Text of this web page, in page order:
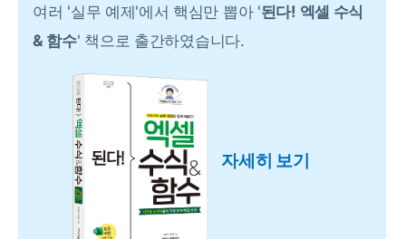
여러 '실무 예제'에서 핵심만 뽑아 '된다! 엑셀 수식
& 함수' 책으로 출간하였습니다.
자세히 보기